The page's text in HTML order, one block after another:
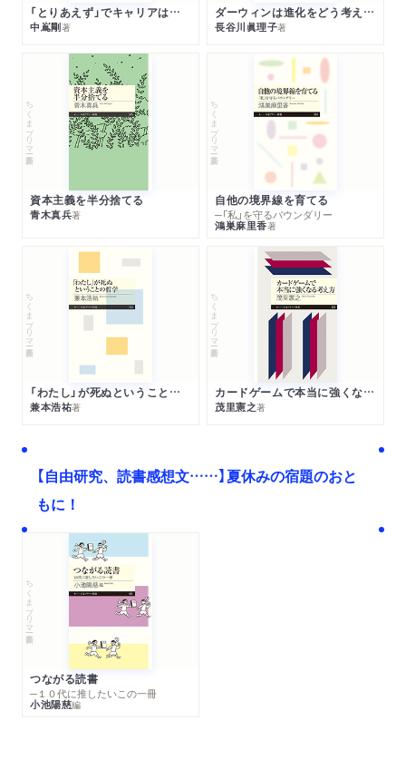
「とりあえず」でキャリアは決まる
中嶌剛著
ダーウィンは進化をどう考えたのか
長谷川眞理子著
ちくまプリマー新書
資本主義を半分捨てる
青木真兵著
ちくまプリマー新書
自他の境界線を育てる
─「私」を守るバウンダリー
鴻巣麻里香著
ちくまプリマー新書
「わたし」が死ぬということの哲学
兼本浩祐著
ちくまプリマー新書
カードゲームで本当に強くなる考え方
茂里憲之著
【自由研究、読書感想文……】夏休みの宿題のおと
もに！
ちくまプリマー新書
つながる読書
─１０代に推したいこの一冊
小池陽慈編